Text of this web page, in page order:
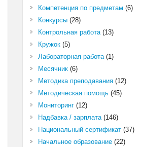
Компетенция по предметам (6)
Конкурсы(28)
Контрольная работа(13)
Кружок(5)
Лабораторная работа(1)
Месячник(6)
Методика преподавания(12)
Методическая помощь(45)
Мониторинг(12)
Надбавка / зарплата(146)
Национальный сертификат(37)
Начальное образование(22)